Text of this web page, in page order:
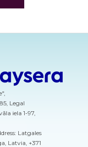
Legal
iela 1-97,
Latgales
Latvia, +371